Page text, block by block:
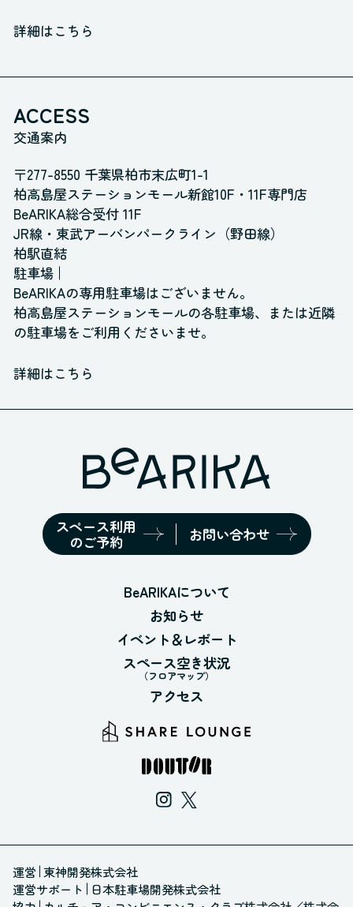
ACCESS
交通案内
〒277-8550 千葉県柏市末広町1-1
柏高島屋ステーションモール新館10F・11F専門店
BeARIKA総合受付 11F
JR線・東武アーバンパークライン（野田線）
柏駅直結
駐車場
BeARIKAの専用駐車場はございません。
柏高島屋ステーションモールの各駐車場、 または近隣
の駐車場をご利用くださいませ。
詳細はこちら
詳細はこちら
BeARIKAについて
お知らせ
イベント＆レポート
スペース空き状況
（フロアマップ）
アクセス
スペース利用
のご予約
お問い合わせ
運営 東神開発株式会社
運営サポート 日本駐車場開発株式会社